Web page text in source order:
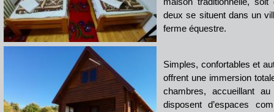
deux se situent dans un
ferme équestre.
Simples, confortables et
offrent une immersion
chambres, accueillant
disposent d’espaces